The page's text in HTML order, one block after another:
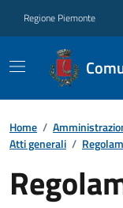
Regione Piemonte
Home /
Atti generali /